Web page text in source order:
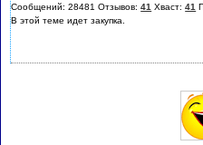
Сообщений: 28481 Отзывов:41 Хваст:41
В этой теме идет закупка.